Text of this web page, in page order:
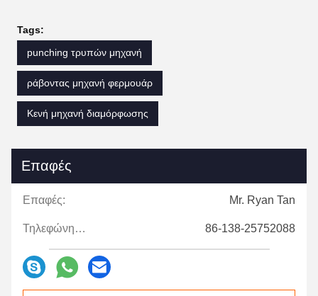
Tags:
punching τρυπών μηχανή
ράβοντας μηχανή φερμουάρ
Κενή μηχανή διαμόρφωσης
Επαφές
Επαφές: Mr. Ryan Tan
Τηλεφώνημα: 86-138-25752088